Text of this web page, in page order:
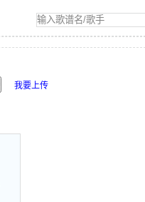
我要上传